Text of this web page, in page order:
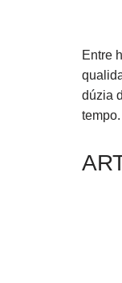
Entre
dúzia
tempo.